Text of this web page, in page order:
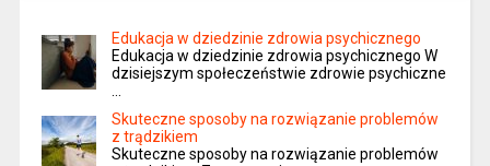
Edukacja w dziedzinie zdrowia psychicznego
Edukacja w dziedzinie zdrowia psychicznego W
dzisiejszym społeczeństwie zdrowie psychiczne
Skuteczne sposoby na rozwiązanie problemów
z trądzikiem
Skuteczne sposoby na rozwiązanie problemów